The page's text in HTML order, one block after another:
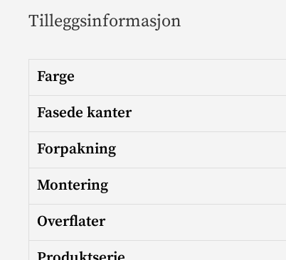
Tilleggsinformasjon
Farge
Fasede kanter
Forpakning
Montering
Overflater